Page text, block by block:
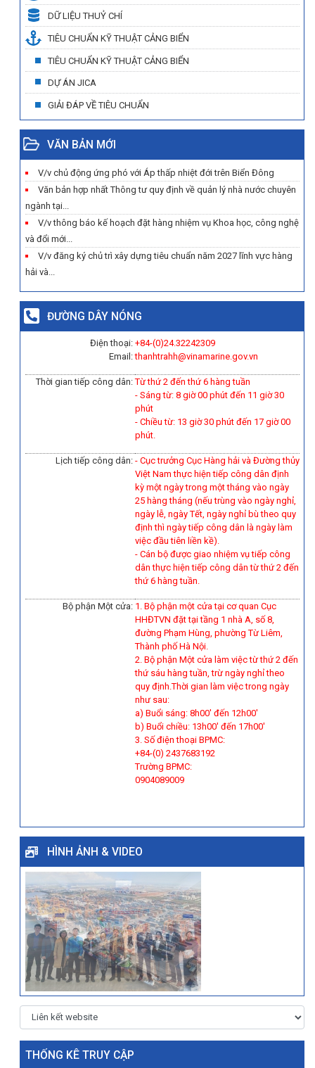
DỮ LIỆU THUỶ CHÍ
TIÊU CHUẨN KỸ THUẬT CẢNG BIỂN
TIÊU CHUẨN KỸ THUẬT CẢNG BIỂN
DỰ ÁN JICA
GIẢI ĐÁP VỀ TIÊU CHUẨN
VĂN BẢN MỚI
V/v chủ động ứng phó với Áp thấp nhiệt đới trên Biển Đông
Văn bản hợp nhất Thông tư quy định về quản lý nhà nước chuyên
ngành tại...
V/v thông báo kế hoạch đặt hàng nhiệm vụ Khoa học, công nghệ
và đổi mới...
V/v đăng ký chủ trì xây dựng tiêu chuẩn năm 2027 lĩnh vực hàng
hải và...
ĐƯỜNG DÂY NÓNG
Điện thoại:
Email:
+84-(0)24.32242309
thanhtrahh@vinamarine.gov.vn
Thời gian tiếp công dân:Từ thứ 2 đến thứ 6 hàng tuần
- Sáng từ: 8 giờ 00 phút đến 11 giờ 30
phút
- Chiều từ: 13 giờ 30 phút đến 17 giờ 00
phút.
Lịch tiếp công dân: - Cục trưởng Cục Hàng hải và Đường thủy
Việt Nam thực hiện tiếp công dân định
kỳ một ngày trong một tháng vào ngày
25 hàng tháng (nếu trùng vào ngày nghỉ,
ngày lễ, ngày Tết, ngày nghỉ bù theo quy
định thì ngày tiếp công dân là ngày làm
việc đầu tiên liền kề).
- Cán bộ được giao nhiệm vụ tiếp công
dân thực hiện tiếp công dân từ thứ 2 đến
thứ 6 hàng tuần.
Bộ phận Một cửa: 1. Bộ phận một cửa tại cơ quan Cục
HHĐTVN đặt tại tầng 1 nhà A, số 8,
đường Phạm Hùng, phường Từ Liêm,
Thành phố Hà Nội.
2. Bộ phận Một cửa làm việc từ thứ 2 đến
thứ sáu hàng tuần, trừ ngày nghỉ theo
quy định.Thời gian làm việc trong ngày
như sau:
a) Buổi sáng: 8h00' đến 12h00'
b) Buổi chiều: 13h00' đến 17h00'
3. Số điện thoại BPMC:
+84-(0) 2437683192
Trường BPMC:
0904089009
HÌNH ẢNH & VIDEO
THỐNG KÊ TRUY CẬP